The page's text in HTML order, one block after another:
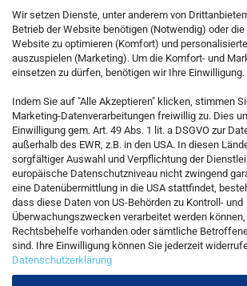
Wir setzen Dienste, unter anderem von
Betrieb der Website benötigen (Notwendig) oder
Website zu optimieren (Komfort) und
auszuspielen (Marketing). Um die Komfort- und
einsetzen zu dürfen, benötigen wir Ihre Einwilligung.
Indem Sie auf "Alle Akzeptieren" klicken, stimmen
Marketing-Datenverarbeitungen freiwillig zu. Dies
Einwilligung gem. Art. 49 Abs. 1 lit. a DSGVO zur
außerhalb des EWR, z.B. in den USA. In diesen
sorgfältiger Auswahl und Verpflichtung der
europäische Datenschutzniveau nicht zwingend
eine Datenübermittlung in die USA stattfindet,
dass diese Daten von US-Behörden zu Kontroll- und
Überwachungszwecken verarbeitet werden
Rechtsbehelfe vorhanden oder sämtliche
sind. Ihre Einwilligung können Sie jederzeit
Datenschutzerklärung
KONTAKT
Kostenfreie Service-Hotline
0800 5892815
Callback Service
Kontaktformular